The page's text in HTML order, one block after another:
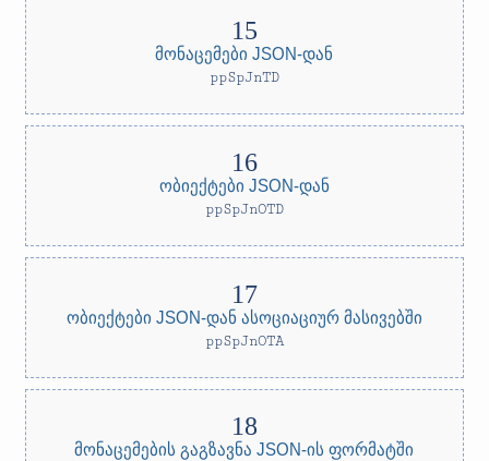
მონაცემები JSON-დან
ppSpJnTD
ობიექტები JSON-დან
ppSpJnOTD
ობიექტები JSON-დან ასოციაციურ მასივებში
ppSpJnOTA
მონაცემების გაგზავნა JSON-ის ფორმატში